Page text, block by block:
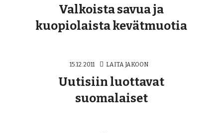
Valkoista savua ja
kuopiolaista kevätmuotia
15.12.2011 LAITA JAKOON
Uutisiin luottavat
suomalaiset